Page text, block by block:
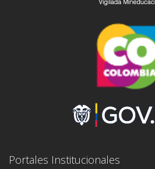
Portales Institucionales